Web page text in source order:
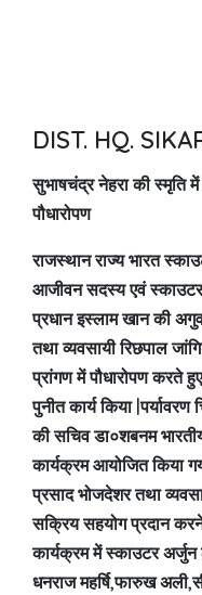
DIST. HQ.
सुभाषचंद्र नेहरा की स्मृति
पौधारोपण
राजस्थान राज्य भारत
आजीवन सदस्य एवं स्काउटर
प्रधान इस्लाम खान की
तथा व्यवसायी रिछपाल
प्रांगण में पौधारोपण करते
पुनीत कार्य किया
की सचिव डा०शबनम
कार्यक्रम आयोजित किया
प्रसाद भोजदेशर तथा
सक्रिय सहयोग प्रदान
कार्यक्रम में स्काउटर
धनराज महर्षि,फारुख